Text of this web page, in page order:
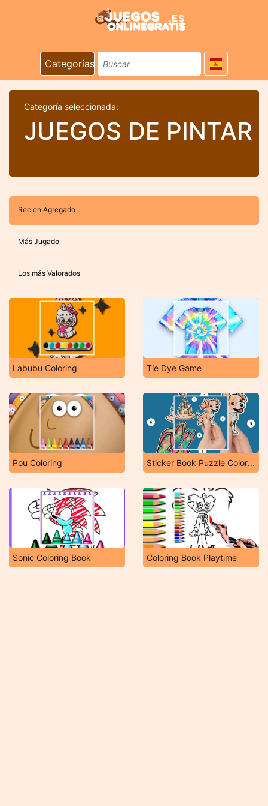
Categorías
Categoría seleccionada:
JUEGOS DE PINTAR
Recien Agregado
Más Jugado
Los más Valorados
Labubu Coloring Tie Dye Game
Pou Coloring Sticker Book Puzzle Color By Number
Sonic Coloring Book Coloring Book Playtime